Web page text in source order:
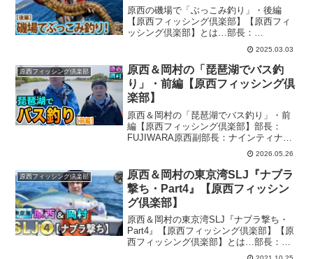
原西の磯場で「ぶっこみ釣り」・後編
【原西フィッシング倶楽部】【原西フィ
ッシング倶楽部】とは…部長：
FUJIWARA原西副部長：ナインティナイ
ン岡村部員：ロンドンブーツ1号2号亮の
３人で構成された、プライベート感満載
のユル～い釣り番組です今回...
2025.03.03
原西フィッシング倶楽部
原西＆岡村の「琵琶湖でバス釣
り」・前編【原西フィッシング倶
楽部】
原西＆岡村の「琵琶湖でバス釣り」・前
編【原西フィッシング倶楽部】部長：
FUJIWARA原西副部長：ナインティナイ
ン岡村部員：田村亮の３人で構成され
た、プライベート感満載のユル～い釣り
番組です今回の最新釣り動画は『原西＆
岡村の「琵琶湖でバス釣...
2026.05.26
原西フィッシング倶楽部
原西＆岡村の東京湾SLJ『ナブラ
撃ち・Part4』【原西フィッシン
グ倶楽部】
原西＆岡村の東京湾SLJ『ナブラ撃ち・
Part4』【原西フィッシング倶楽部】【原
西フィッシング倶楽部】とは…部長：
FUJIWARA原西副部長：ナインティナイ